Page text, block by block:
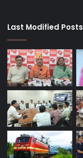
Last Modified Posts